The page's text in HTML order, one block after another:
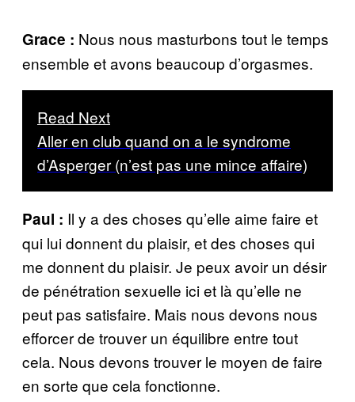
Grace : Nous nous masturbons tout le temps
ensemble et avons beaucoup d’orgasmes.
Read Next
Aller en club quand on a le syndrome
d’Asperger (n’est pas une mince affaire)
Paul : Il y a des choses qu’elle aime faire et
qui lui donnent du plaisir, et des choses qui
me donnent du plaisir. Je peux avoir un désir
de pénétration sexuelle ici et là qu’elle ne
peut pas satisfaire. Mais nous devons nous
efforcer de trouver un équilibre entre tout
cela. Nous devons trouver le moyen de faire
en sorte que cela fonctionne.